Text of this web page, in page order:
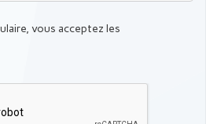
vous acceptez les